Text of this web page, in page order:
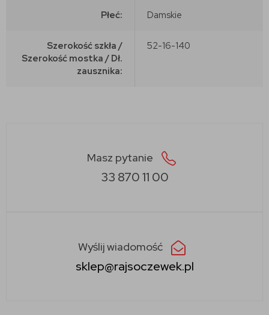
Płeć: Damskie
Szerokość szkła /
Szerokość mostka / Dł.
zausznika:
52-16-140
Masz pytanie
33 870 11 00
Wyślij wiadomość
sklep@rajsoczewek.pl